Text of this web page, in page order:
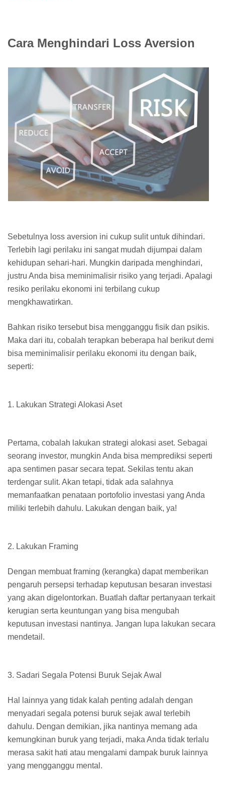
Cara Menghindari Loss Aversion
Sebetulnya loss aversion ini cukup sulit untuk dihindari.
Terlebih lagi perilaku ini sangat mudah dijumpai dalam
kehidupan sehari-hari. Mungkin daripada menghindari,
justru Anda bisa meminimalisir risiko yang terjadi. Apalagi
resiko perilaku ekonomi ini terbilang cukup
mengkhawatirkan.
Bahkan risiko tersebut bisa mengganggu fisik dan psikis.
Maka dari itu, cobalah terapkan beberapa hal berikut demi
bisa meminimalisir perilaku ekonomi itu dengan baik,
seperti:
1. Lakukan Strategi Alokasi Aset
Pertama, cobalah lakukan strategi alokasi aset. Sebagai
seorang investor, mungkin Anda bisa memprediksi seperti
apa sentimen pasar secara tepat. Sekilas tentu akan
terdengar sulit. Akan tetapi, tidak ada salahnya
memanfaatkan penataan portofolio investasi yang Anda
miliki terlebih dahulu. Lakukan dengan baik, ya!
2. Lakukan Framing
Dengan membuat framing (kerangka) dapat memberikan
pengaruh persepsi terhadap keputusan besaran investasi
yang akan digelontorkan. Buatlah daftar pertanyaan terkait
kerugian serta keuntungan yang bisa mengubah
keputusan investasi nantinya. Jangan lupa lakukan secara
mendetail.
3. Sadari Segala Potensi Buruk Sejak Awal
Hal lainnya yang tidak kalah penting adalah dengan
menyadari segala potensi buruk sejak awal terlebih
dahulu. Dengan demikian, jika nantinya memang ada
kemungkinan buruk yang terjadi, maka Anda tidak terlalu
merasa sakit hati atau mengalami dampak buruk lainnya
yang mengganggu mental.